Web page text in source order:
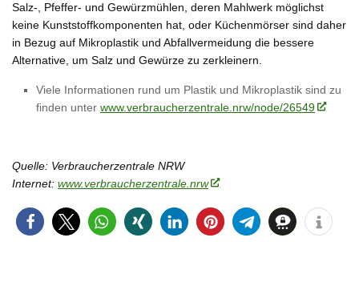
Salz-, Pfeffer- und Gewürzmühlen, deren Mahlwerk möglichst
keine Kunststoffkomponenten hat, oder Küchenmörser sind daher
in Bezug auf Mikroplastik und Abfallvermeidung die bessere
Alternative, um Salz und Gewürze zu zerkleinern.
Viele Informationen rund um Plastik und Mikroplastik sind zu
finden unter www.verbraucherzentrale.nrw/node/26549
Quelle: Verbraucherzentrale NRW
Internet: www.verbraucherzentrale.nrw